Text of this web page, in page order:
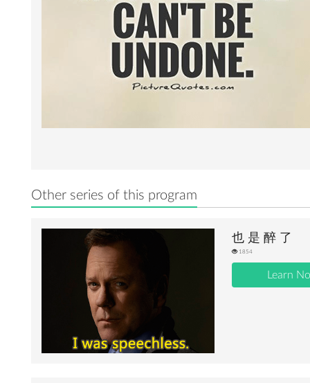
Other series of this program
也 是 醉 了
1854
Learn